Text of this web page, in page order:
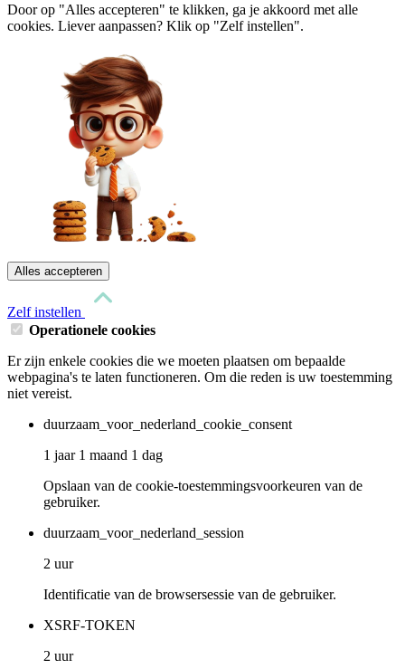
Door op "Alles accepteren" te klikken, ga je akkoord met alle
cookies. Liever aanpassen? Klik op "Zelf instellen".
Alles accepteren
Zelf instellen
Operationele cookies
Er zijn enkele cookies die we moeten plaatsen om bepaalde
webpagina's te laten functioneren. Om die reden is uw toestemming
niet vereist.
duurzaam_voor_nederland_cookie_consent
1 jaar 1 maand 1 dag
Opslaan van de cookie-toestemmingsvoorkeuren van de
gebruiker.
duurzaam_voor_nederland_session
2 uur
Identificatie van de browsersessie van de gebruiker.
XSRF-TOKEN
2 uur